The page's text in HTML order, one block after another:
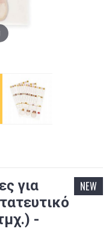
για
-
NEW